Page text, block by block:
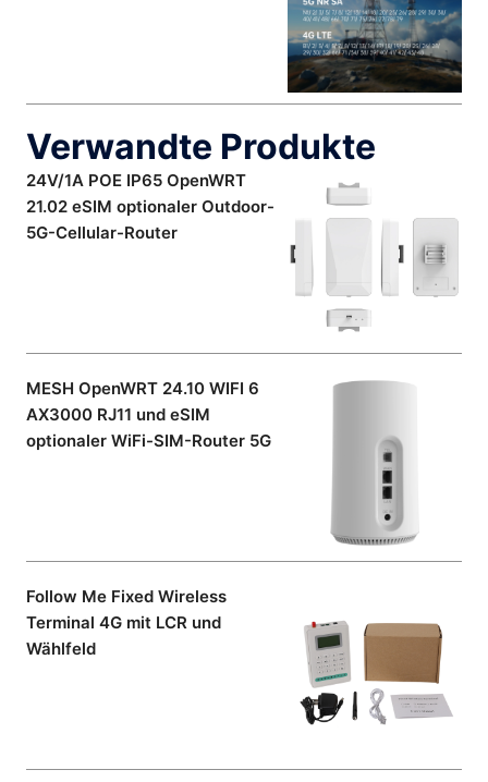
Verwandte Produkte
24V/1A POE IP65 OpenWRT
21.02 eSIM optionaler Outdoor-
5G-Cellular-Router
MESH OpenWRT 24.10 WIFI 6
AX3000 RJ11 und eSIM
optionaler WiFi-SIM-Router 5G
Follow Me Fixed Wireless
Terminal 4G mit LCR und
Wählfeld